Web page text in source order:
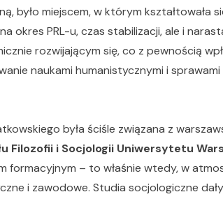
było miejscem, w którym kształtowała
okres PRL-u, czas stabilizacji, ale i
rozwijającym się, co z pewnością
naukami humanistycznymi i
była ściśle związana z
Filozofii i Socjologii Uniwersytetu
formacyjnym – to właśnie wtedy, w
i zawodowe. Studia socjologiczne